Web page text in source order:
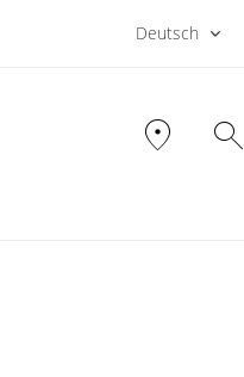
Deutsch
location_on search